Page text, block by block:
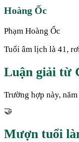
Hoàng Ốc
Phạm Hoàng Ốc
Tuổi âm lịch là 41,
Luận giải từ
Trường hợp này,
🤝
Mượn tuổi